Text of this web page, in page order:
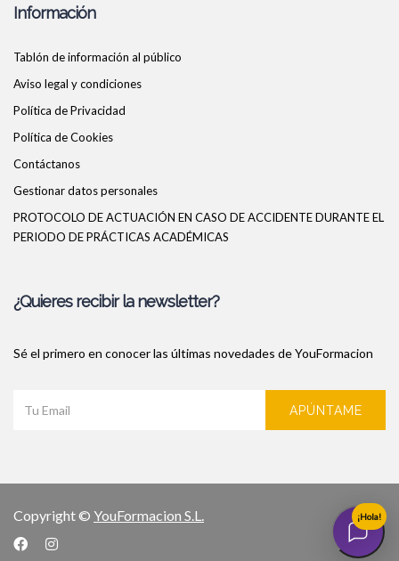
Información
Tablón de información al público
Aviso legal y condiciones
Política de Privacidad
Política de Cookies
Contáctanos
Gestionar datos personales
PROTOCOLO DE ACTUACIÓN EN CASO DE ACCIDENTE DURANTE EL
PERIODO DE PRÁCTICAS ACADÉMICAS
¿Quieres recibir la newsletter?
Sé el primero en conocer las últimas novedades de YouFormacion
APÚNTAME
Copyright © YouFormacion S.L. ¡Hola!